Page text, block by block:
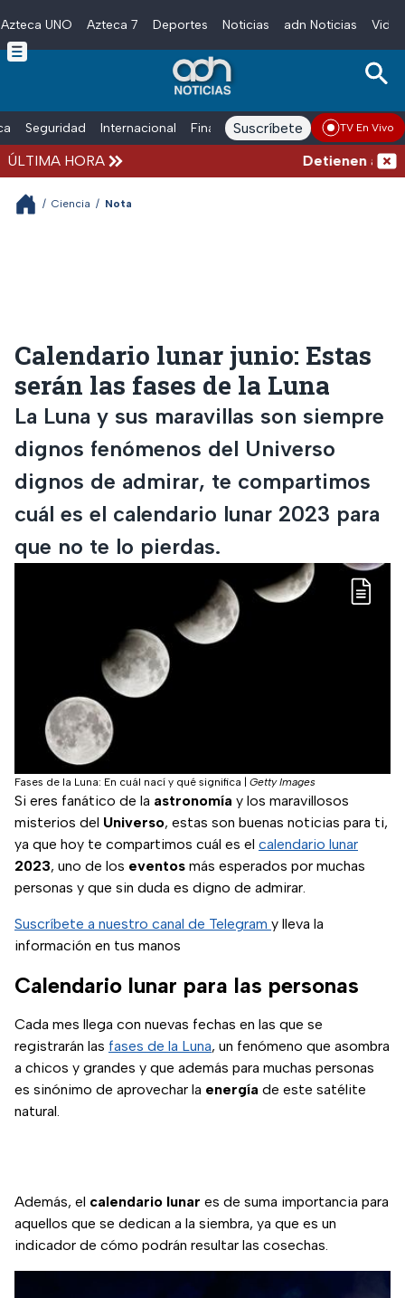
Skip to main content
Azteca UNO Azteca 7 Deportes Noticias adn Noticias
Seguridad Internacional Finanzas adn Noticias Radio
Suscríbete TV En Vivo
ÚLTIMA HORA Detienen al
/ Ciencia / Nota
Calendario lunar junio: Estas
serán las fases de la Luna
La Luna y sus maravillas son siempre
dignos fenómenos del Universo
dignos de admirar, te compartimos
cuál es el calendario lunar 2023 para
que no te lo pierdas.
Fases de la Luna: En cuál nací y qué significa Getty Images
Si eres fanático de la astronomía y los maravillosos
misterios del Universo, estas son buenas noticias para ti,
ya que hoy te compartimos cuál es el calendario lunar
2023, uno de los eventos más esperados por muchas
personas y que sin duda es digno de admirar.
Suscríbete a nuestro canal de Telegram y lleva la
información en tus manos
Calendario lunar para las personas
Cada mes llega con nuevas fechas en las que se
registrarán las fases de la Luna, un fenómeno que asombra
a chicos y grandes y que además para muchas personas
es sinónimo de aprovechar la energía de este satélite
natural.
Además, el calendario lunar es de suma importancia para
aquellos que se dedican a la siembra, ya que es un
indicador de cómo podrán resultar las cosechas.